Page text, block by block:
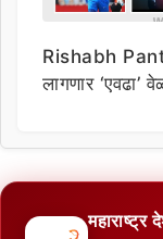
Rishabh Pant
लागणार ‘एवढा’